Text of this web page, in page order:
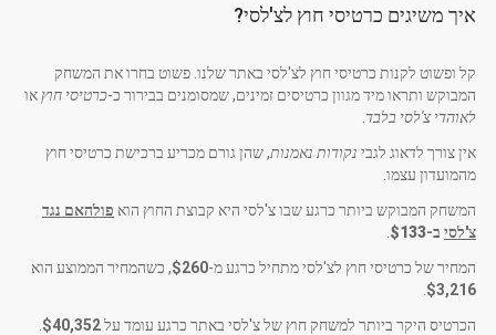
איך משיגים כרטיסי חוץ לצ'לסי?
קל ופשוט לקנות כרטיסי חוץ לצ'לסי באתר שלנו. פשוט בחרו את המשחק
המבוקש ותראו מיד מגוון כרטיסים זמינים, שמסומנים בבירור כ-כרטיסי חוץ או
לאוהדי צ'לסי בלבד
אין צורך לדאוג לגבי נקודות נאמנות, שהן גורם מכריע ברכישת כרטיסי חוץ
מהמועדון עצמו.
המשחק המבוקש ביותר כרגע שבו צ'לסי היא קבוצת החוץ הוא פולהאם נגד
צ'לסיב-$133
המחיר של כרטיסי חוץ לצ'לסי מתחיל כרגע מ-$260, כשהמחיר הממוצע הוא
$3,216
הכרטיס היקר ביותר למשחק חוץ של צ'לסי באתר כרגע עומד על$40,352